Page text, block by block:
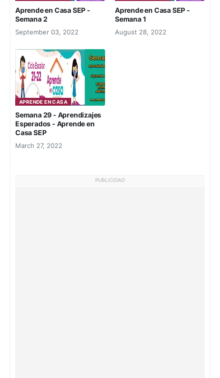
Aprende en Casa SEP -
Semana 2
September 03, 2022
Aprende en Casa SEP -
Semana 1
August 28, 2022
APRENDE EN CASA
Semana 29 - Aprendizajes
Esperados - Aprende en
Casa SEP
March 27, 2022
PUBLICIDAD